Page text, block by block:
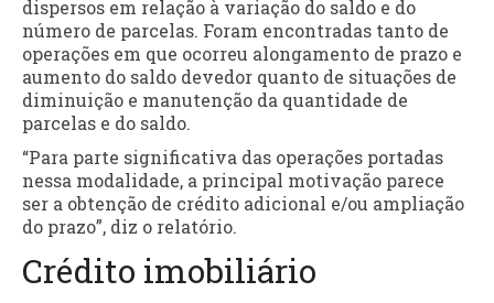
dispersos em relação à variação do saldo e do
número de parcelas. Foram encontradas tanto de
operações em que ocorreu alongamento de prazo e
aumento do saldo devedor quanto de situações de
diminuição e manutenção da quantidade de
parcelas e do saldo.
“Para parte significativa das operações portadas
nessa modalidade, a principal motivação parece
ser a obtenção de crédito adicional e/ou ampliação
do prazo”, diz o relatório.
Crédito imobiliário